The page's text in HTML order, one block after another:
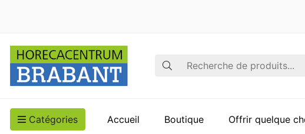
Recherche
Catégories Accueil Boutique Offrir quelque